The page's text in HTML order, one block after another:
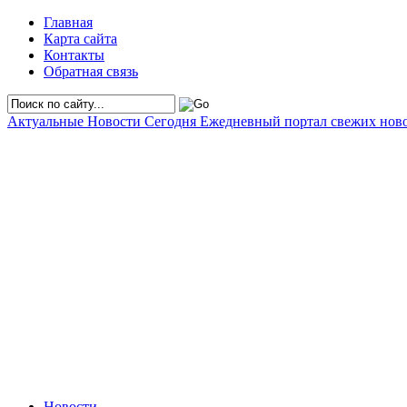
Главная
Карта сайта
Контакты
Обратная связь
Актуальные Новости Сегодня Ежедневный портал свежих